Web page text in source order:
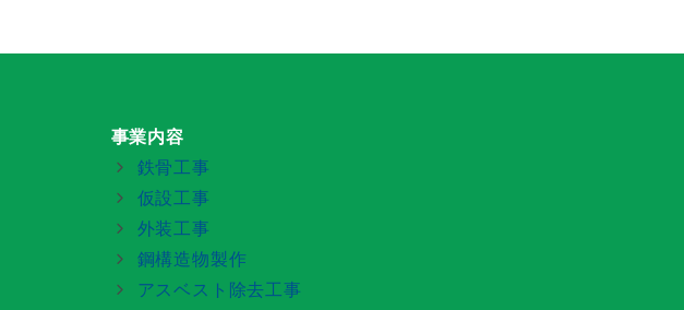
事業内容
鉄骨工事
仮設工事
外装工事
鋼構造物製作
アスベスト除去工事